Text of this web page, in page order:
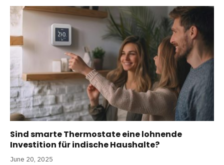
Sind smarte Thermostate eine lohnende
Investition für indische Haushalte?
June 20, 2025